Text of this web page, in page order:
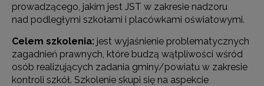
prowadzącego, jakim jest JST w zakresie nadzoru
nad podległymi szkołami i placówkami oświatowymi.
Celem szkolenia: jest wyjaśnienie problematycznych
zagadnień prawnych, które budzą wątpliwości wśród
osób realizujących zadania gminy/powiatu w zakresie
kontroli szkół. Szkolenie skupi się na aspekcie